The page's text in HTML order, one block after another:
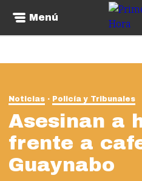
Menú
Noticias Policía y Tribunales
Asesinan a
frente a
Guaynabo